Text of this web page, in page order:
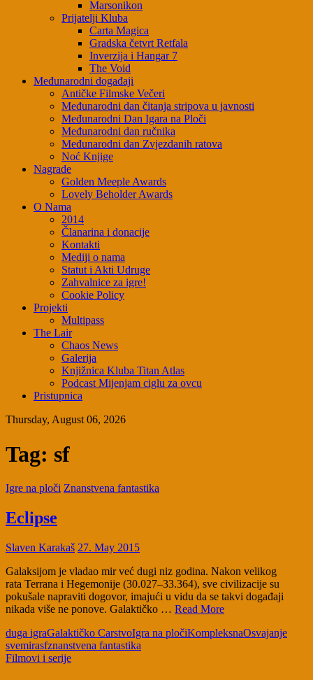
Marsonikon
Prijatelji Kluba
Carta Magica
Gradska četvrt Retfala
Inverzija i Hangar 7
The Void
Međunarodni događaji
Antičke Filmske Večeri
Međunarodni dan čitanja stripova u javnosti
Međunarodni Dan Igara na Ploči
Međunarodni dan ručnika
Međunarodni dan Zvjezdanih ratova
Noć Knjige
Nagrade
Golden Meeple Awards
Lovely Beholder Awards
O Nama
2014
Članarina i donacije
Kontakti
Mediji o nama
Statut i Akti Udruge
Zahvalnice za igre!
Cookie Policy
Projekti
Multipass
The Lair
Chaos News
Galerija
Knjižnica Kluba Titan Atlas
Podcast Mijenjam ciglu za ovcu
Pristupnica
Thursday, August 06, 2026
Tag: sf
Igre na ploči Znanstvena fantastika
Eclipse
Slaven Karakaš 27. May 2015
Galaksijom je vladao mir već dugi niz godina. Nakon velikog
rata Terrana i Hegemonije (30.027–33.364), sve civilizacije su
pokušale napraviti dogovor, imajući u vidu da se takvi događaji
nikada više ne ponove. Galaktičko … Read More
duga igraGalaktičko CarstvoIgra na pločiKompleksnaOsvajanje
svemirasfznanstvena fantastika
Filmovi i serije